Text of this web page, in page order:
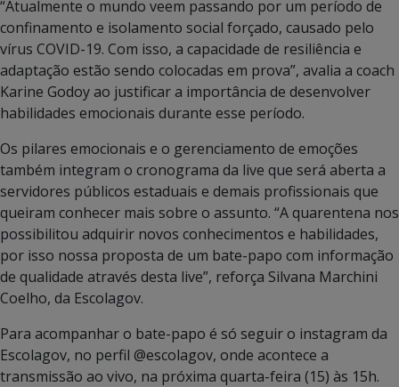
“Atualmente o mundo veem passando por um período de
confinamento e isolamento social forçado, causado pelo
vírus COVID-19. Com isso, a capacidade de resiliência e
adaptação estão sendo colocadas em prova”, avalia a coach
Karine Godoy ao justificar a importância de desenvolver
habilidades emocionais durante esse período.
Os pilares emocionais e o gerenciamento de emoções
também integram o cronograma da live que será aberta a
servidores públicos estaduais e demais profissionais que
queiram conhecer mais sobre o assunto. “A quarentena nos
possibilitou adquirir novos conhecimentos e habilidades,
por isso nossa proposta de um bate-papo com informação
de qualidade através desta live”, reforça Silvana Marchini
Coelho, da Escolagov.
Para acompanhar o bate-papo é só seguir o instagram da
Escolagov, no perfil @escolagov, onde acontece a
transmissão ao vivo, na próxima quarta-feira (15) às 15h.